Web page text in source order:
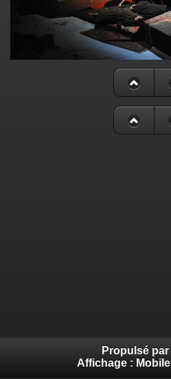
Propulsé par
Affichage : Mobile